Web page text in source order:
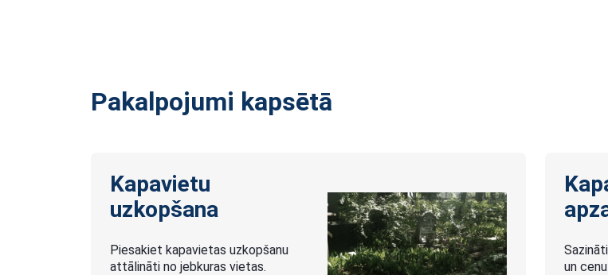
Pakalpojumi kapsētā
Kapavietu
uzkopšana
Piesakiet kapavietas uzkopšanu
attālināti no jebkuras vietas.
un